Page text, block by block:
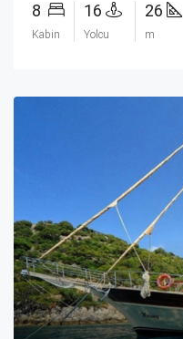
8
Kabin
16
Yolcu
26
m